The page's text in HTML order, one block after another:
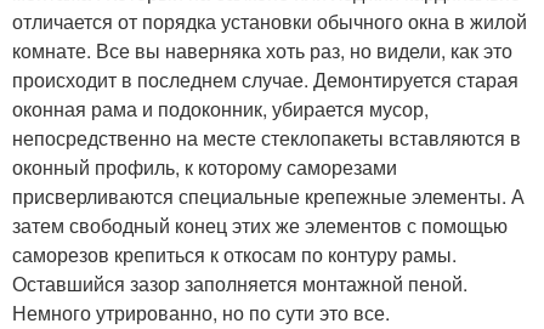
отличается от порядка установки обычного окна в жилой
комнате. Все вы наверняка хоть раз, но видели, как это
происходит в последнем случае. Демонтируется старая
оконная рама и подоконник, убирается мусор,
непосредственно на месте стеклопакеты вставляются в
оконный профиль, к которому саморезами
присверливаются специальные крепежные элементы. А
затем свободный конец этих же элементов с помощью
саморезов крепиться к откосам по контуру рамы.
Оставшийся зазор заполняется монтажной пеной.
Немного утрированно, но по сути это все.